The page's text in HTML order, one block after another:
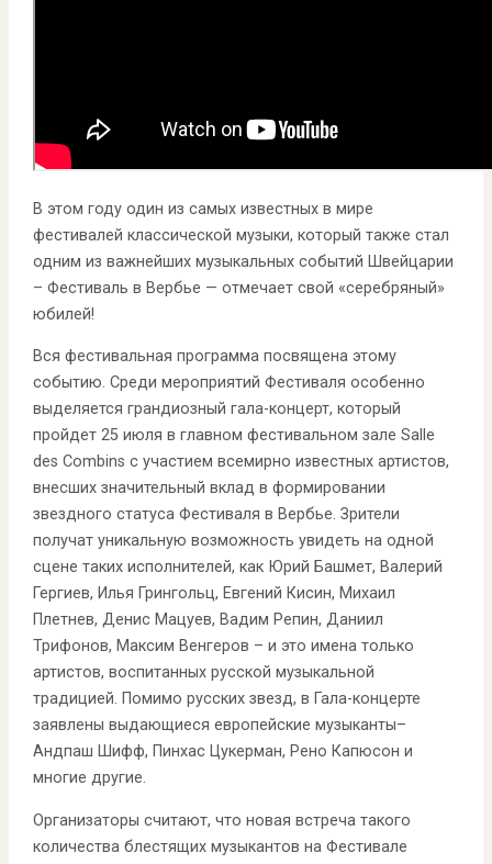
В этом году один из самых известных в мире
фестивалей классической музыки, который также стал
одним из важнейших музыкальных событий Швейцарии
– Фестиваль в Вербье — отмечает свой «серебряный»
юбилей!
Вся фестивальная программа посвящена этому
событию. Среди мероприятий Фестиваля особенно
выделяется грандиозный гала-концерт, который
пройдет 25 июля в главном фестивальном зале Salle
des Combins с участием всемирно известных артистов,
внесших значительный вклад в формировании
звездного статуса Фестиваля в Вербье. Зрители
получат уникальную возможность увидеть на одной
сцене таких исполнителей, как Юрий Башмет, Валерий
Гергиев, Илья Грингольц, Евгений Кисин, Михаил
Плетнев, Денис Мацуев, Вадим Репин, Даниил
Трифонов, Максим Венгеров – и это имена только
артистов, воспитанных русской музыкальной
традицией. Помимо русских звезд, в Гала-концерте
заявлены выдающиеся европейские музыканты–
Андпаш Шифф, Пинхас Цукерман, Рено Капюсон и
многие другие.
Организаторы считают, что новая встреча такого
количества блестящих музыкантов на Фестивале